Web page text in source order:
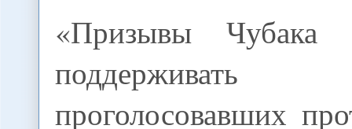
«Призывы Чубака
поддерживать
проголосовавших